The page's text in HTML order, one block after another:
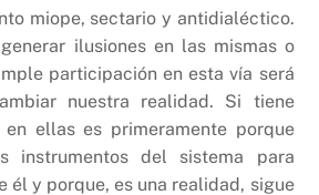
miope, sectario y antidialéctico.
ilusiones en las mismas o
participación en esta vía será
nuestra realidad. Si tiene
ellas es primeramente porque
instrumentos del sistema para
él y porque, es una realidad, sigue